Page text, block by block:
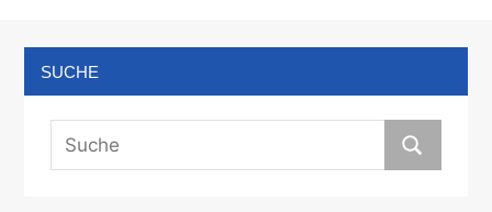
SUCHE